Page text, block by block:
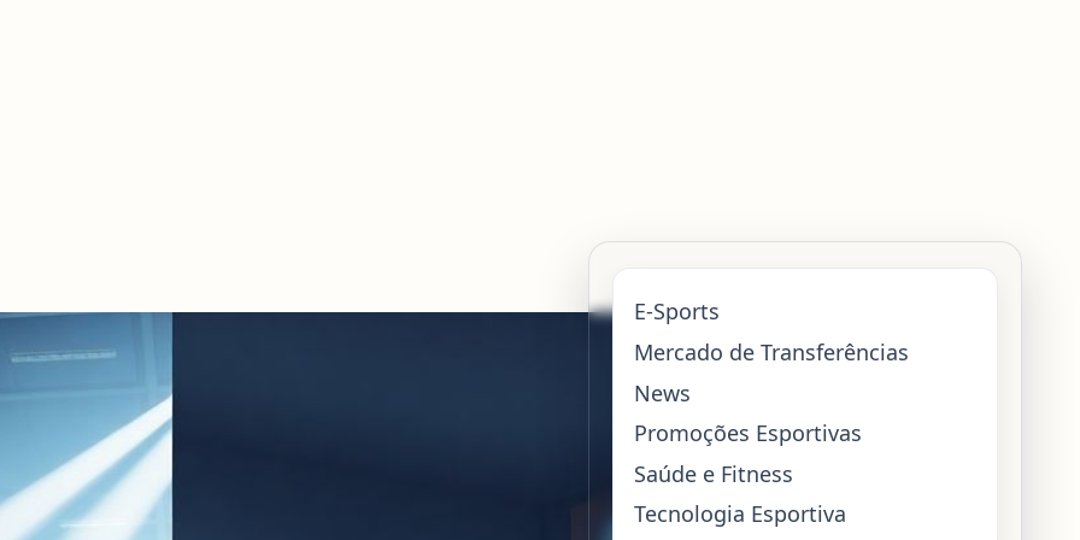
E-Sports
Mercado de Transferências
News
Promoções Esportivas
Saúde e Fitness
Tecnologia Esportiva